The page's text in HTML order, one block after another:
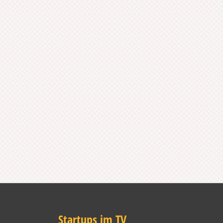
Startups im TV